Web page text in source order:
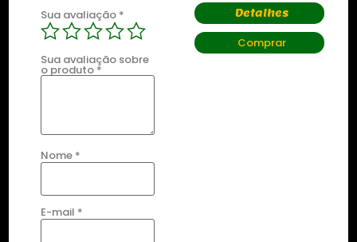
Sua avaliação *
Sua avaliação sobre
o produto *
Nome *
E-mail *
Detalhes
Comprar
Detalhes
Comprar